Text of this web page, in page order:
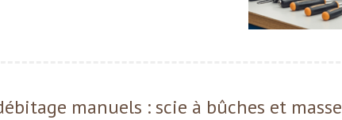
manuels : scie à bûches et masse